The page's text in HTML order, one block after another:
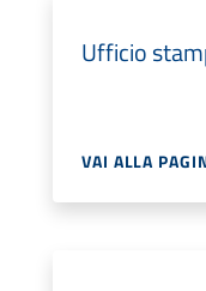
Ufficio
VAI ALLA